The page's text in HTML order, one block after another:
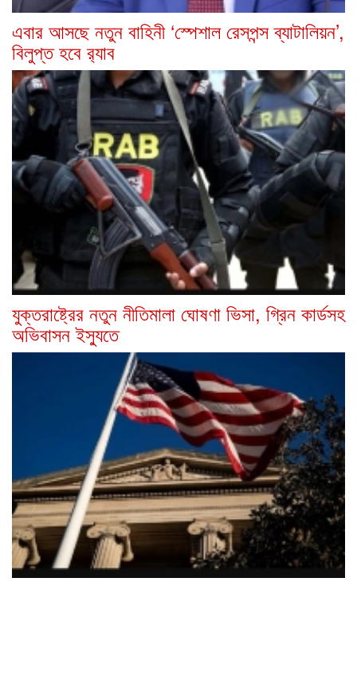
এবার আসছে নতুন বাহিনী ‘স্পেশাল রেসপন্স ব্যাটালিয়ন’,
বিলুপ্ত হবে র‍্যাব
যুক্তরাষ্ট্রের নতুন নীতিমালা ঘোষণা ভিসা, গ্রিন কার্ডসহ
অভিবাসন ইস্যুতে